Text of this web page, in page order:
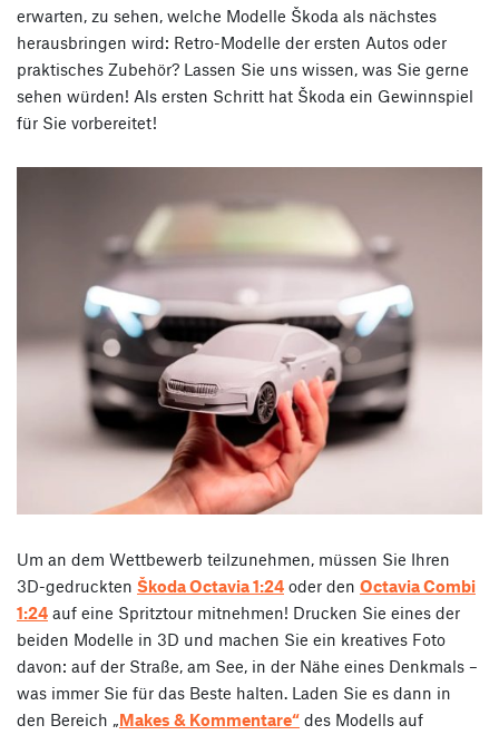
erwarten, zu sehen, welche Modelle Škoda als nächstes
herausbringen wird: Retro-Modelle der ersten Autos oder
praktisches Zubehör? Lassen Sie uns wissen, was Sie gerne
sehen würden! Als ersten Schritt hat Škoda ein Gewinnspiel
für Sie vorbereitet!
Um an dem Wettbewerb teilzunehmen, müssen Sie Ihren
3D-gedruckten Škoda Octavia 1:24 oder den Octavia Combi
1:24 auf eine Spritztour mitnehmen! Drucken Sie eines der
beiden Modelle in 3D und machen Sie ein kreatives Foto
davon: auf der Straße, am See, in der Nähe eines Denkmals –
was immer Sie für das Beste halten. Laden Sie es dann in
den Bereich „Makes & Kommentare“ des Modells auf